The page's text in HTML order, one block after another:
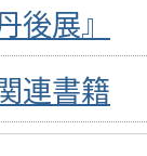
展』
連書籍